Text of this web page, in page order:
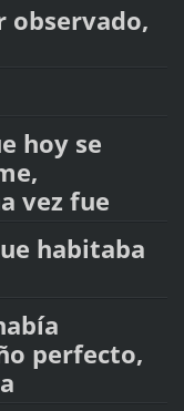
observado,
hoy se
vez fue
habitaba
perfecto,